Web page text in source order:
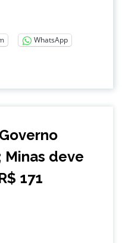
WhatsApp
Governo
Minas deve
171